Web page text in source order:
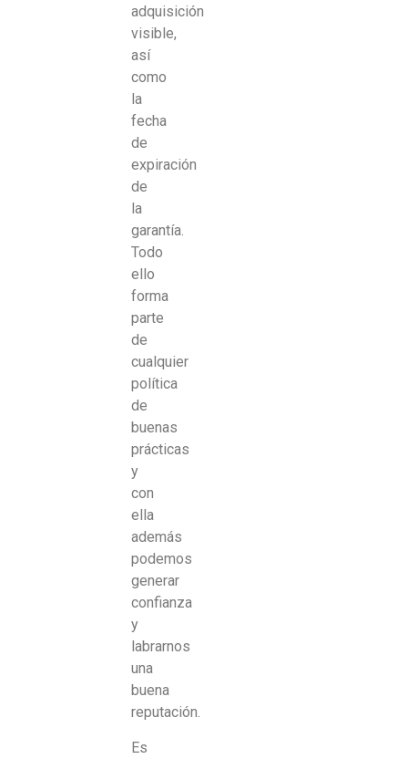
adquisición
visible,
así
como
la
fecha
de
expiración
de
la
garantía.
Todo
ello
forma
parte
de
cualquier
política
de
buenas
prácticas
y
con
ella
además
podemos
generar
confianza
y
labrarnos
una
buena
reputación.
Es